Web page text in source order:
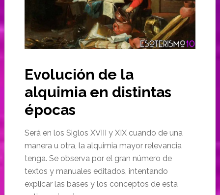
Evolución de la
alquimia en distintas
épocas
Será en los Siglos XVIII y XIX cuando de una
manera u otra, la alquimia mayor relevancia
tenga. Se observa por el gran número de
textos y manuales editados, intentando
explicar las bases y los conceptos de esta